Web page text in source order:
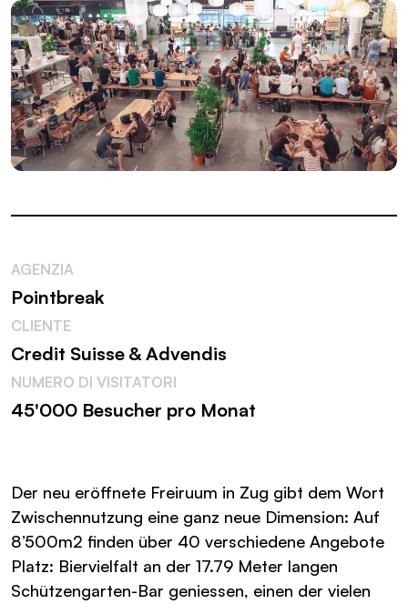
AGENZIA
Pointbreak
CLIENTE
Credit Suisse & Advendis
NUMERO DI VISITATORI
45'000 Besucher pro Monat
Der neu eröffnete Freiruum in Zug gibt dem Wort
Zwischennutzung eine ganz neue Dimension: Auf
8’500m2 finden über 40 verschiedene Angebote
Platz: Biervielfalt an der 17.79 Meter langen
Schützengarten-Bar geniessen, einen der vielen